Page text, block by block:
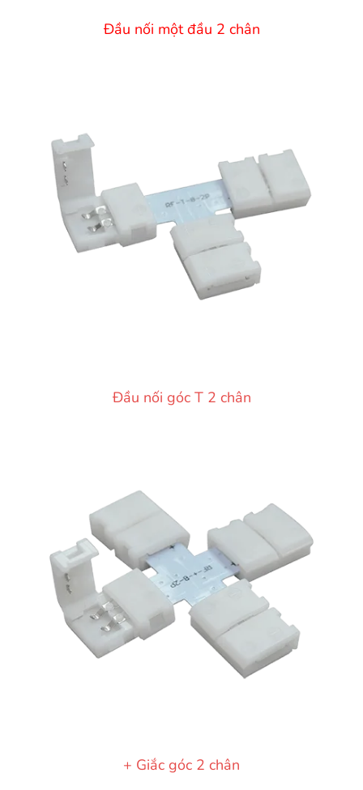
Đầu nối một đầu 2 chân
Đầu nối góc T 2 chân
+ Giắc góc 2 chân